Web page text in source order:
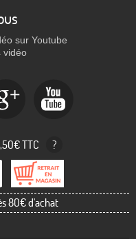
sur Youtube
vidéo
TTC ?
80€ d'achat